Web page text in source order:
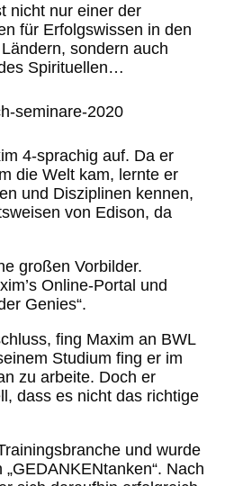
nicht nur einer der
für Erfolgswissen in den
sondern auch
Spirituellen…
4-sprachig auf. Da er
die Welt kam, lernte er
und Disziplinen kennen,
von Edison, da
großen Vorbilder.
Online-Portal und
Genies“.
fing Maxim an BWL
Studium fing er im
zu arbeite. Doch er
dass es nicht das richtige
und wurde
Nach